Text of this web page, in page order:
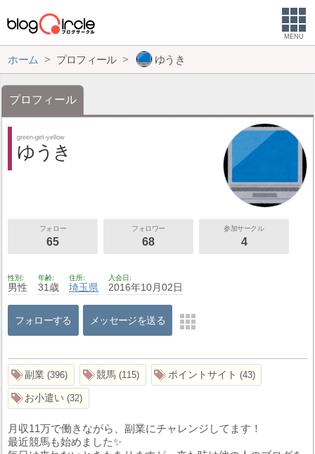
MENU
ホーム プロフィール ゆうき
プロフィール
green-get-yellow
ゆうき
フォロー
65
フォロワー
68
参加サークル
4
性別
男性
年齢
31歳
住所
埼玉県
入会日
2016年10月02日
フォローする メッセージを送る
副業 396 競馬 115 ポイントサイト 43
お小遣い 32
月収11万で働きながら、副業にチャレンジしてます！
最近競馬も始めました✨